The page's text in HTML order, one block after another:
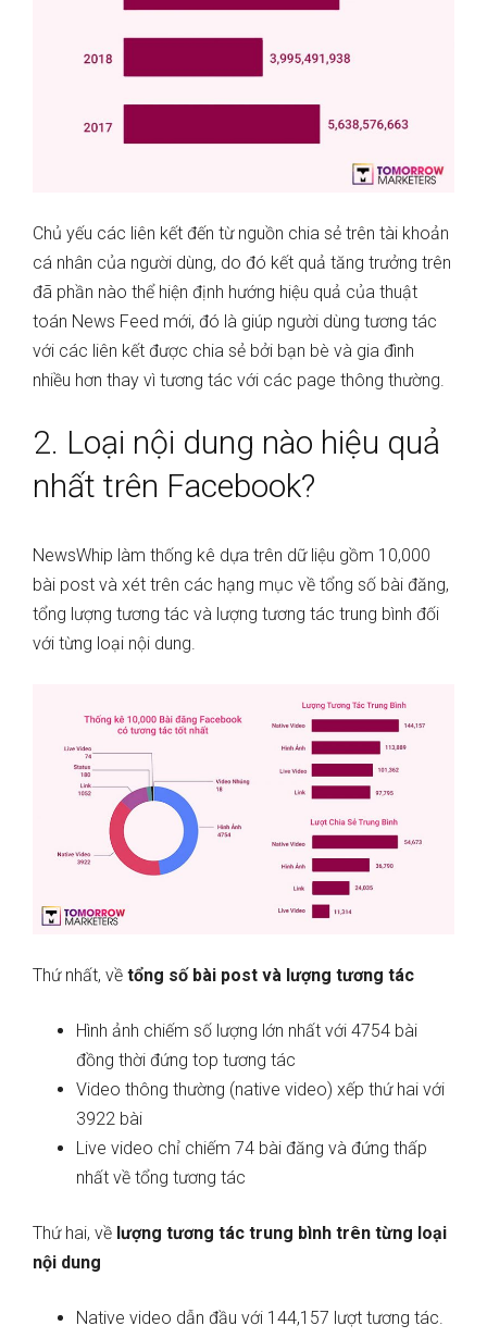
Chủ yếu các liên kết đến từ nguồn chia sẻ trên tài khoản
cá nhân của người dùng, do đó kết quả tăng trưởng trên
đã phần nào thể hiện định hướng hiệu quả của thuật
toán News Feed mới, đó là giúp người dùng tương tác
với các liên kết được chia sẻ bởi bạn bè và gia đình
nhiều hơn thay vì tương tác với các page thông thường.
2. Loại nội dung nào hiệu quả
nhất trên Facebook?
NewsWhip làm thống kê dựa trên dữ liệu gồm 10,000
bài post và xét trên các hạng mục về tổng số bài đăng,
tổng lượng tương tác và lượng tương tác trung bình đối
với từng loại nội dung.
Thứ nhất, về tổng số bài post và lượng tương tác
Hình ảnh chiếm số lượng lớn nhất với 4754 bài
đồng thời đứng top tương tác
Video thông thường (native video) xếp thứ hai với
3922 bài
Live video chỉ chiếm 74 bài đăng và đứng thấp
nhất về tổng tương tác
Thứ hai, về lượng tương tác trung bình trên từng loại
nội dung
Native video dẫn đầu với 144,157 lượt tương tác.